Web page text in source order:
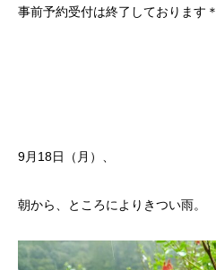
事前予約受付は終了しております＊
9月18日（月）、
朝から、ところによりきつい雨。